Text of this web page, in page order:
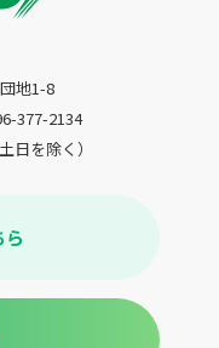
地1-8
377-2134
日を除く）